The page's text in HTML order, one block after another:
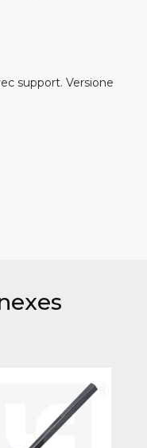
support. Versione